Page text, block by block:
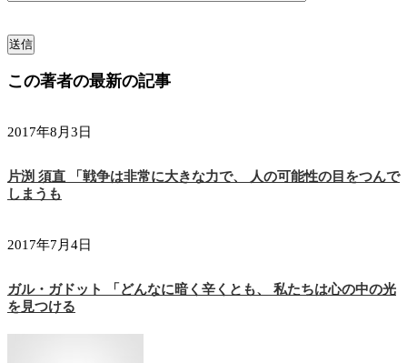
この著者の最新の記事
2017年8月3日
片渕 須直 「戦争は非常に大きな力で、 人の可能性の目をつんで
しまうも
2017年7月4日
ガル・ガドット 「どんなに暗く辛くとも、 私たちは心の中の光
を見つける